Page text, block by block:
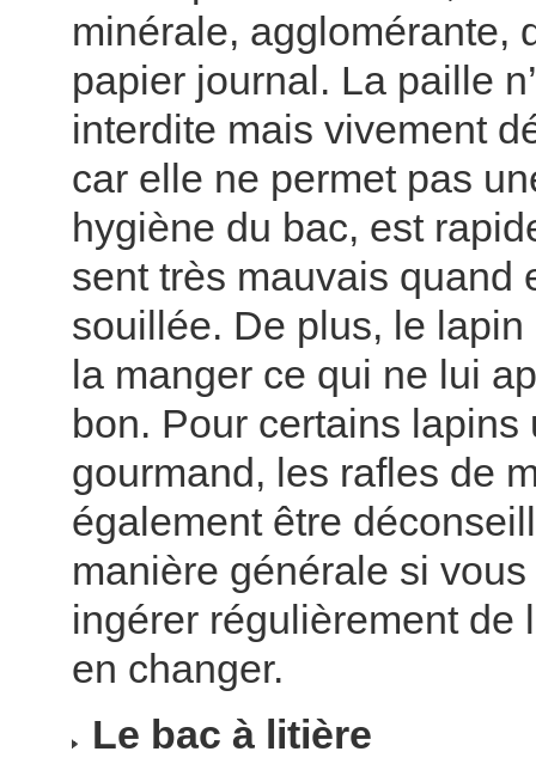
minérale, agglomérante,
papier journal. La paille
interdite mais vivement
car elle ne permet pas
hygiène du bac, est
sent très mauvais quand
souillée. De plus, le
la manger ce qui ne lui
bon. Pour certains lapins
gourmand, les rafles de
également être
manière générale si
ingérer régulièrement de
en changer.
Le bac à litière